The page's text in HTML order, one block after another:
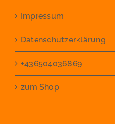
Impressum
Datenschutzerklärung
+436504036869
zum Shop